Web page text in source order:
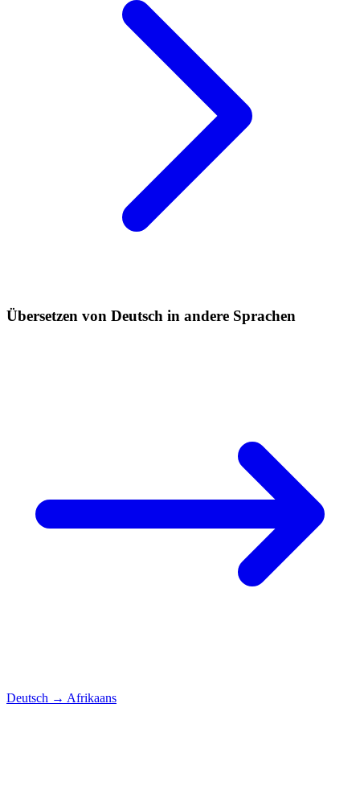
Übersetzen von Deutsch in andere Sprachen
Deutsch → Afrikaans